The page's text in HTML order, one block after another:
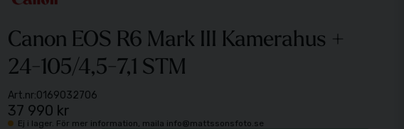
Mån-Fre: 10:00 - 18:00
Canon EOS R6 Mark III Kamerahus +
24-105/4,5-7,1 STM
Art.nr:0169032706
37 990 kr
Ej i lager. För mer information, maila info@mattssonsfoto.se